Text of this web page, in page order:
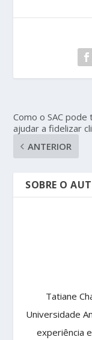
Como o SAC pode
ajudar a fidelizar
ANTERIOR
SOBRE O
Tatiane
Universidade
experiência